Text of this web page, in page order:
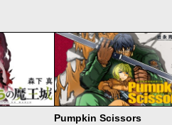
Pumpkin Scissors